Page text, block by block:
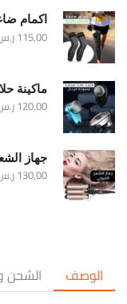
اكمام
115,00
ماكينة
120,00
جهاز
130,00
الوصف الشحن